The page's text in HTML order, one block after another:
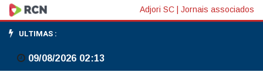
Ministro
celebra
aprovação
Adjori SC Jornais associados
ULTIMAS :
09/08/2026 02:13